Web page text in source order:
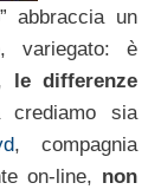
abbraccia un
variegato: è
le differenze
crediamo sia
, compagnia
on-line, non